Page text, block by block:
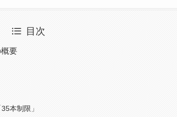
目次
要
本制限」